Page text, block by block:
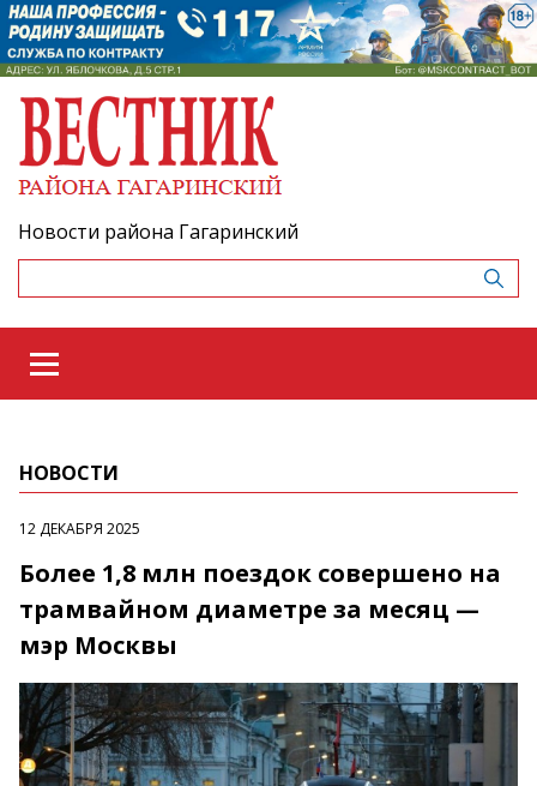
Новости района Гагаринский
НОВОСТИ
12 ДЕКАБРЯ 2025
Более 1,8 млн поездок совершено на
трамвайном диаметре за месяц —
мэр Москвы